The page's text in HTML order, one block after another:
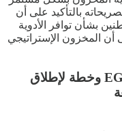
بالتأكيد على أن
بشأن توافر الأدوية
المخزون الإستراتيجي
البورصة المصرية: طلب لتتبع EGX33 وخطة لإطلاق